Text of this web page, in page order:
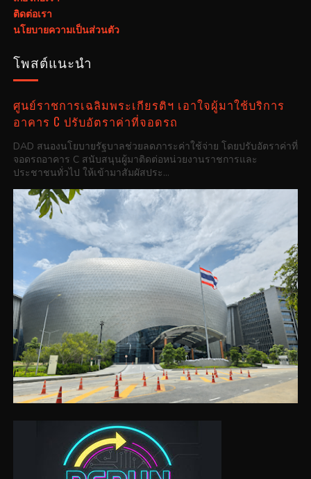
ติดต่อเรา
นโยบายความเป็นส่วนตัว
โพสต์แนะนำ
ศูนย์ราชการเฉลิมพระเกียรติฯ เอาใจผู้มาใช้บริการ
อาคาร C ปรับอัตราค่าที่จอดรถ
DAD สนองนโยบายรัฐบาลช่วยลดภาระค่าใช้จ่าย โดยปรับอัตราค่าที่
จอดรถอาคาร C สนับสนุนผู้มาติดต่อหน่วยงานราชการและ
ประชาชนทั่วไป ให้เข้ามาสัมผัสประ...